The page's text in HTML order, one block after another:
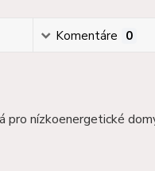
Komentáre 0
pro nízkoenergetické